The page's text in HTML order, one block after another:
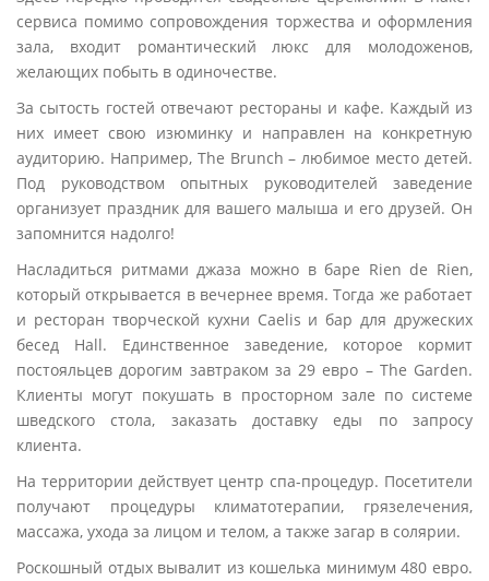
сервиса помимо сопровождения торжества и оформления
зала, входит романтический люкс для молодоженов,
желающих побыть в одиночестве.
За сытость гостей отвечают рестораны и кафе. Каждый из
них имеет свою изюминку и направлен на конкретную
аудиторию. Например, The Brunch – любимое место детей.
Под руководством опытных руководителей заведение
организует праздник для вашего малыша и его друзей. Он
запомнится надолго!
Насладиться ритмами джаза можно в баре Rien de Rien,
который открывается в вечернее время. Тогда же работает
и ресторан творческой кухни Caelis и бар для дружеских
бесед Hall. Единственное заведение, которое кормит
постояльцев дорогим завтраком за 29 евро – The Garden.
Клиенты могут покушать в просторном зале по системе
шведского стола, заказать доставку еды по запросу
клиента.
На территории действует центр спа-процедур. Посетители
получают процедуры климатотерапии, грязелечения,
массажа, ухода за лицом и телом, а также загар в солярии.
Роскошный отдых вывалит из кошелька минимум 480 евро.